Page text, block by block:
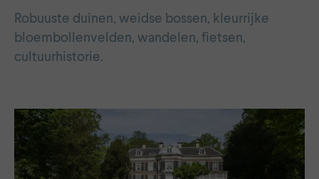
Robuuste duinen, weidse bossen, kleurrijke
bloembollenvelden, wandelen, fietsen,
cultuurhistorie.